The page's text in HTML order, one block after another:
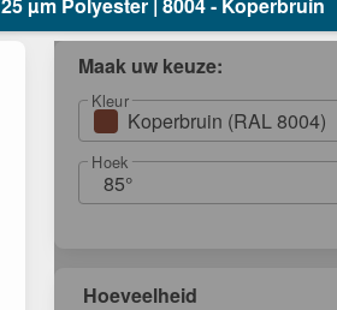
Maak uw keuze:
Kleur
Koperbruin (RAL 8004)
Hoek
85°
Hoeveelheid